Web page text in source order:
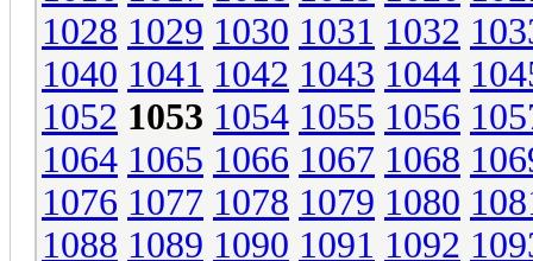
1028 1029 1030 1031 1032
1040 1041 1042 1043 1044
1052 1053 1054 1055 1056
1064 1065 1066 1067 1068
1076 1077 1078 1079 1080
1088 1089 1090 1091 1092